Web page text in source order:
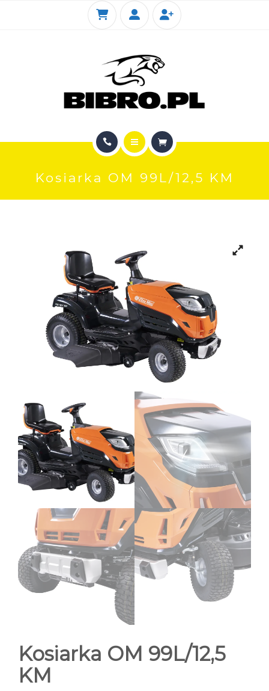
FOTOGALERIA SKLEPU
Kosiarka OM 99L/12,5 KM
Kosiarka OM 99L/12,5
KM